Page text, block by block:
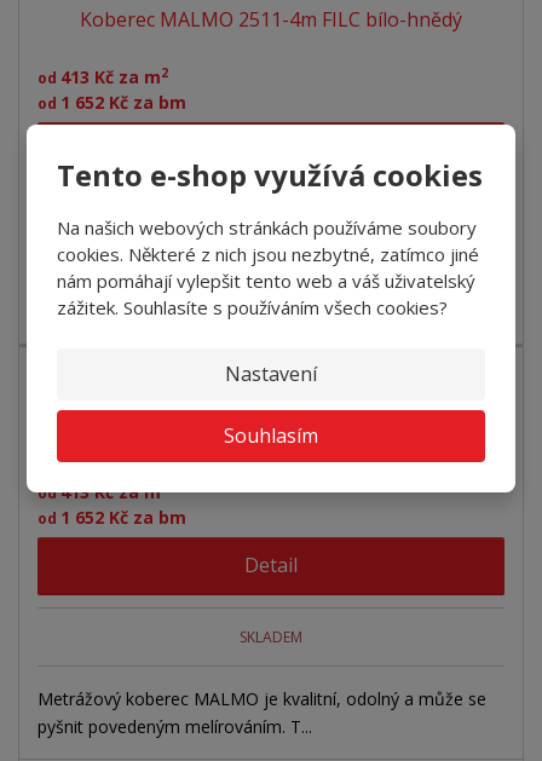
Tento e-shop využívá cookies
Na našich webových stránkách používáme soubory
cookies. Některé z nich jsou nezbytné, zatímco jiné
nám pomáhají vylepšit tento web a váš uživatelský
zážitek. Souhlasíte s používáním všech cookies?
Nastavení
Souhlasím
Koberec MALMO 2511-4m FILC bílo-hnědý
od 413 Kč za m2
od 1 652 Kč za bm
SKLADEM
Metrážový koberec MALMO je kvalitní, odolný a může se
pyšnit povedeným melírováním. T...
Koberec MALMO 2524-4m FILC šedo-béžový
od413 Kč za m
od 1 652 Kč za bm
Detail
SKLADEM
Metrážový koberec MALMO je kvalitní, odolný a může se
pyšnit povedeným melírováním. T...